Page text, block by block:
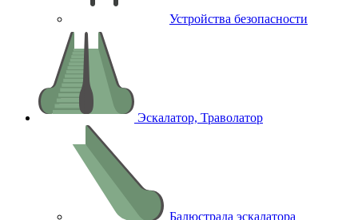
Устройства безопасности
Эскалатор, Траволатор
Балюстрада эскалатора